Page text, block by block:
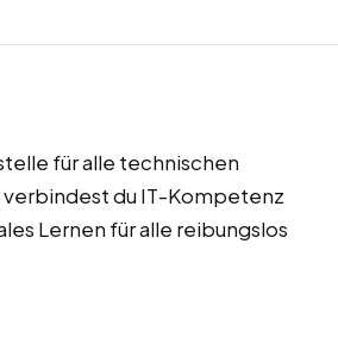
für alle technischen
verbindest du IT-Kompetenz
Lernen für alle reibungslos